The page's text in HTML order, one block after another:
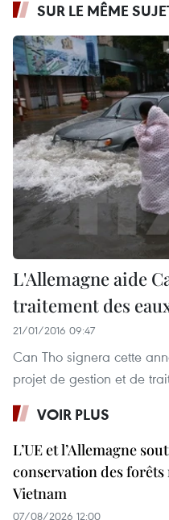
SUR LE MÊME
L'Allemagne aide
traitement des
21/01/2016 09:47
Can Tho signera cette
projet de gestion et de
VOIR PLUS
L’UE et l’Allemagne
conservation des
Vietnam
07/08/2026 12:00